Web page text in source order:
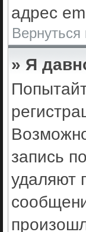
адрес
Вернуться
» Я
запись
удаляют